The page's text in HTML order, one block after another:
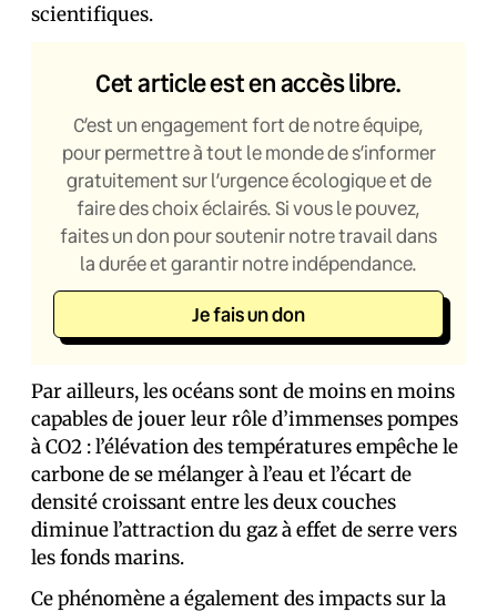
scientifiques.
Cet article est en accès libre.
C’est un engagement fort de notre équipe,
pour permettre à tout le monde de s’informer
gratuitement sur l’urgence écologique et de
faire des choix éclairés. Si vous le pouvez,
faites un don pour soutenir notre travail dans
la durée et garantir notre indépendance.
Je fais un don
Par ailleurs, les océans sont de moins en moins
capables de jouer leur rôle d’immenses pompes
à CO2 : l’élévation des températures empêche le
carbone de se mélanger à l’eau et l’écart de
densité croissant entre les deux couches
diminue l’attraction du gaz à effet de serre vers
les fonds marins.
Ce phénomène a également des impacts sur la